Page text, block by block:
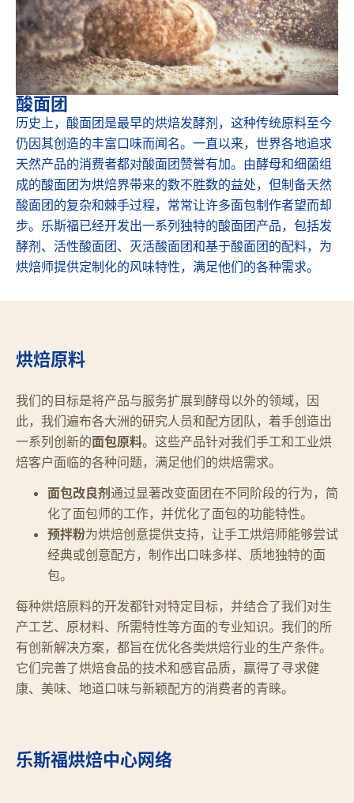
酸面团
历史上，酸面团是最早的烘焙发酵剂，这种传统原料至今
仍因其创造的丰富口味而闻名。一直以来，世界各地追求
天然产品的消费者都对酸面团赞誉有加。由酵母和细菌组
成的酸面团为烘焙界带来的数不胜数的益处，但制备天然
酸面团的复杂和棘手过程，常常让许多面包制作者望而却
步。乐斯福已经开发出一系列独特的酸面团产品，包括发
酵剂、活性酸面团、灭活酸面团和基于酸面团的配料，为
烘焙师提供定制化的风味特性，满足他们的各种需求。
烘焙原料
我们的目标是将产品与服务扩展到酵母以外的领域，因
此，我们遍布各大洲的研究人员和配方团队，着手创造出
一系列创新的面包原料。这些产品针对我们手工和工业烘
焙客户面临的各种问题，满足他们的烘焙需求。
面包改良剂 通过显著改变面团在不同阶段的行为，简
化了面包师的工作，并优化了面包的功能特性。
预拌粉为烘焙创意提供支持，让手工烘焙师能够尝试
经典或创意配方，制作出口味多样、质地独特的面
包。
每种烘焙原料的开发都针对特定目标，并结合了我们对生
产工艺、原材料、所需特性等方面的专业知识。我们的所
有创新解决方案，都旨在优化各类烘焙行业的生产条件。
它们完善了烘焙食品的技术和感官品质，赢得了寻求健
康、美味、地道口味与新颖配方的消费者的青睐。
乐斯福烘焙中心网络